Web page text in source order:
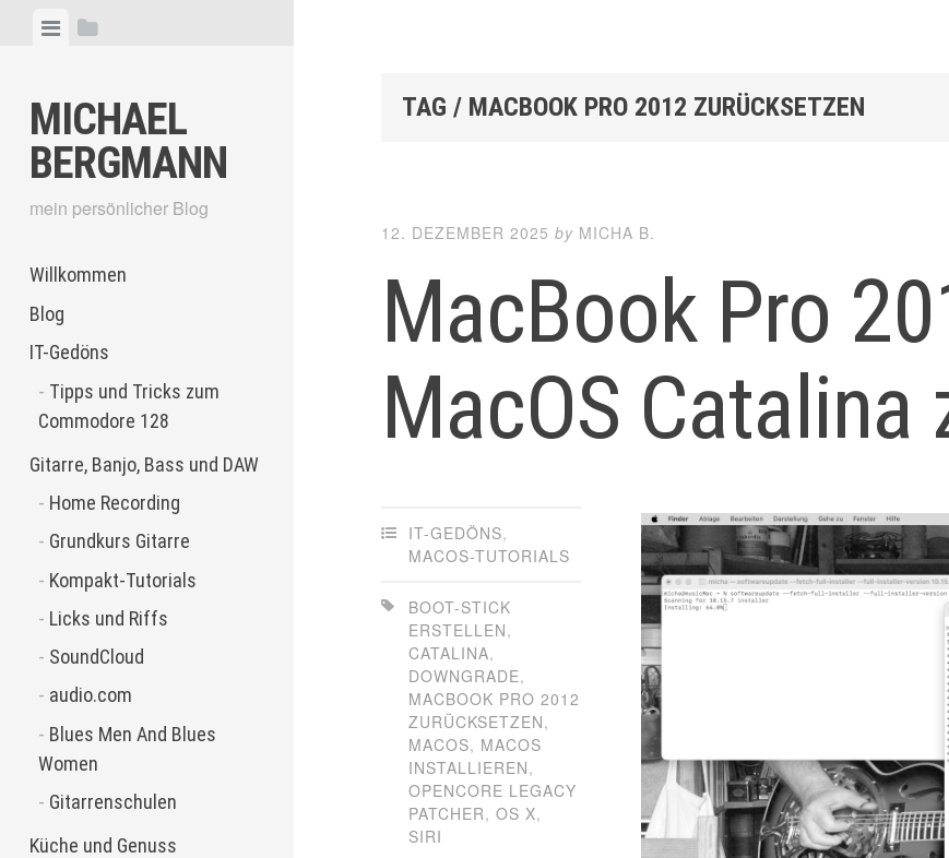
ViewView
MICHAEL
BERGMANN
mein persönlicher Blog
Willkommen
Blog
IT-Gedöns
Tipps und Tricks zum
Commodore 128
Gitarre, Banjo, Bass und DAW
Home Recording
Grundkurs Gitarre
Kompakt-Tutorials
Licks und Riffs
SoundCloud
audio.com
Blues Men And Blues
Women
Gitarrenschulen
Küche und Genuss
TAG / MACBOOK PRO 2012 ZURÜCKSETZEN
12. DEZEMBER 2025 by MICHA B.
MacBook Pro
MacOS Catalina
IT-GEDÖNS,
MACOS-TUTORIALS
BOOT-STICK
ERSTELLEN,
CATALINA,
DOWNGRADE,
MACBOOK PRO 2012
ZURÜCKSETZEN,
MACOS, MACOS
INSTALLIEREN,
OPENCORE LEGACY
PATCHER,OS X,
SIRI